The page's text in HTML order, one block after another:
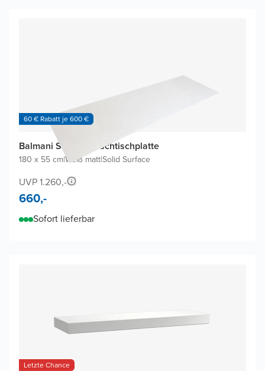
60 € Rabatt je 600 €
Balmani Stretto Waschtischplatte
180 x 55 cm|Weiß matt|Solid Surface
UVP 1.260,-
660,-
Sofort lieferbar
Letzte Chance